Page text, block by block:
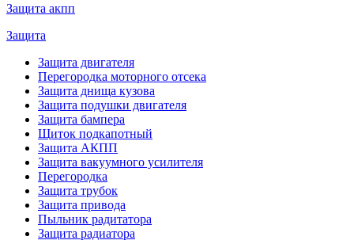
Защита акпп
Защита
Защита двигателя
Перегородка моторного отсека
Защита днища кузова
Защита подушки двигателя
Защита бампера
Щиток подкапотный
Защита АКПП
Защита вакуумного усилителя
Перегородка
Защита трубок
Защита привода
Пыльник радитатора
Защита радиатора